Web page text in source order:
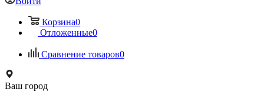
Корзина0
Отложенные0
Сравнение товаров0
Ваш город